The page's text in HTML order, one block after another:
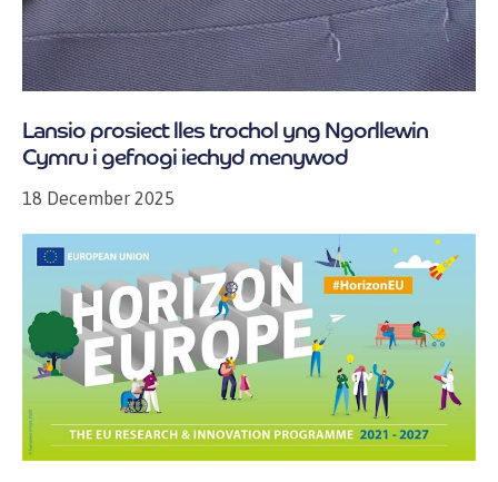
Lansio prosiect lles trochol yng Ngorllewin
Cymru i gefnogi iechyd menywod
18 December 2025